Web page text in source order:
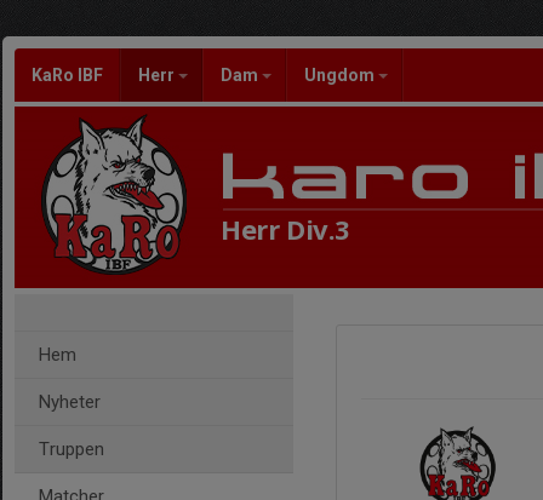
KaRo IBF Herr Dam Ungdom
Herr Div.3
Hem
Nyheter
Truppen